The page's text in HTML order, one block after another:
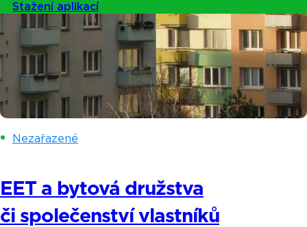
Stažení aplikací
Nezařazené
EET a bytová družstva
či společenství vlastníků